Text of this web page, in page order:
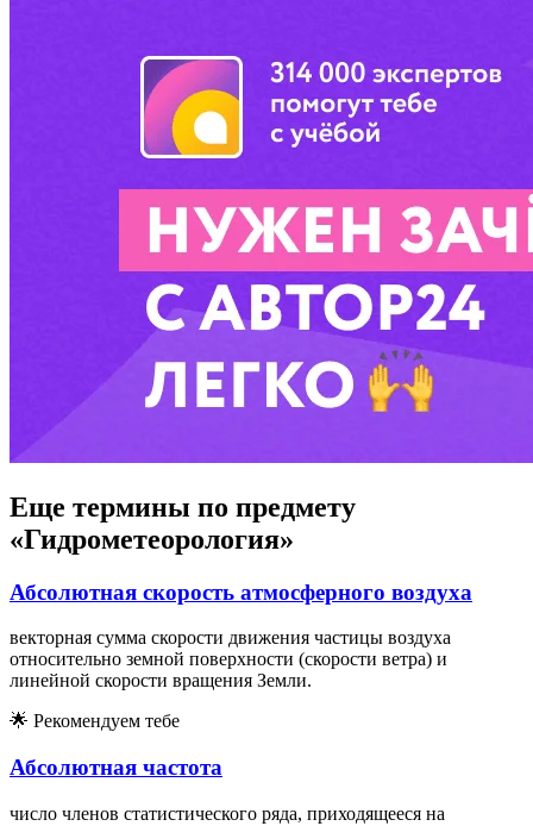
Еще термины по предмету
«Гидрометеорология»
Абсолютная скорость атмосферного воздуха
векторная сумма скорости движения частицы воздуха
относительно земной поверхности (скорости ветра) и
линейной скорости вращения Земли.
🌟 Рекомендуем тебе
Абсолютная частота
число членов статистического ряда, приходящееся на